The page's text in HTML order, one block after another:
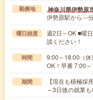
勤務地 神奈川県伊勢原
伊勢原駅から---
曜日頻度
週2日～OK ■曜
談ください！
時間
9:00～18:00（
OK！早番 7:00
期間
【現在も積極
～3日後の就業も